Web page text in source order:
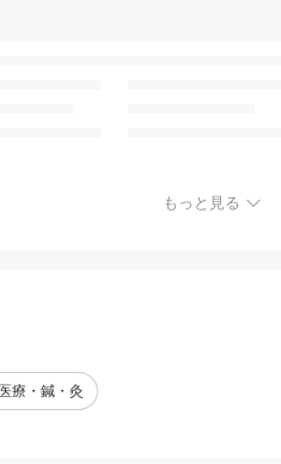
もっと見る
療・鍼・灸